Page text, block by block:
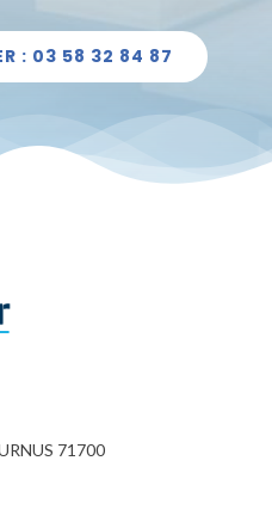
: 03 58 32 84 87
71700